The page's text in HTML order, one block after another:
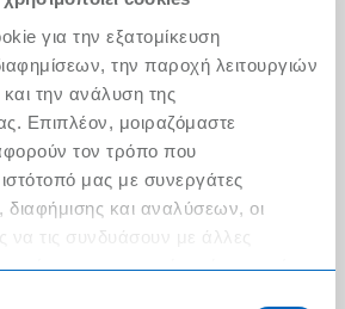
για την εξατομίκευση
την παροχή λειτουργιών
την ανάλυση της
Επιπλέον, μοιραζόμαστε
τον τρόπο που
ιστότοπό μας με συνεργάτες
και αναλύσεων, οι
να τις συνδυάσουν με άλλες
έχετε παραχωρήσει ή τις οποίες
δίπλα σας